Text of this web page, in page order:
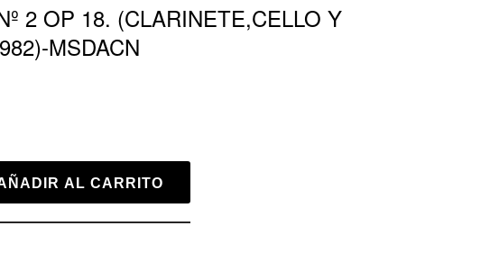
2 OP 18. (CLARINETE,CELLO Y
MSDACN
AL CARRITO